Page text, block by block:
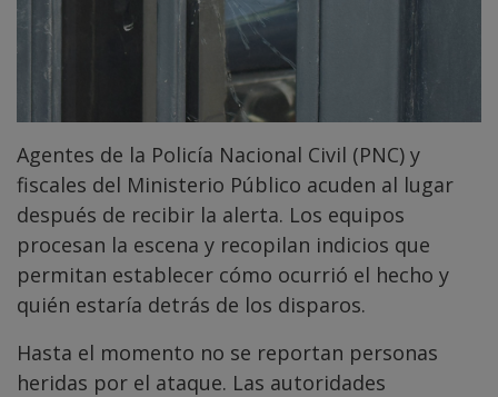
Agentes de la Policía Nacional Civil (PNC) y
fiscales del Ministerio Público acuden al lugar
después de recibir la alerta. Los equipos
procesan la escena y recopilan indicios que
permitan establecer cómo ocurrió el hecho y
quién estaría detrás de los disparos.
Hasta el momento no se reportan personas
heridas por el ataque. Las autoridades